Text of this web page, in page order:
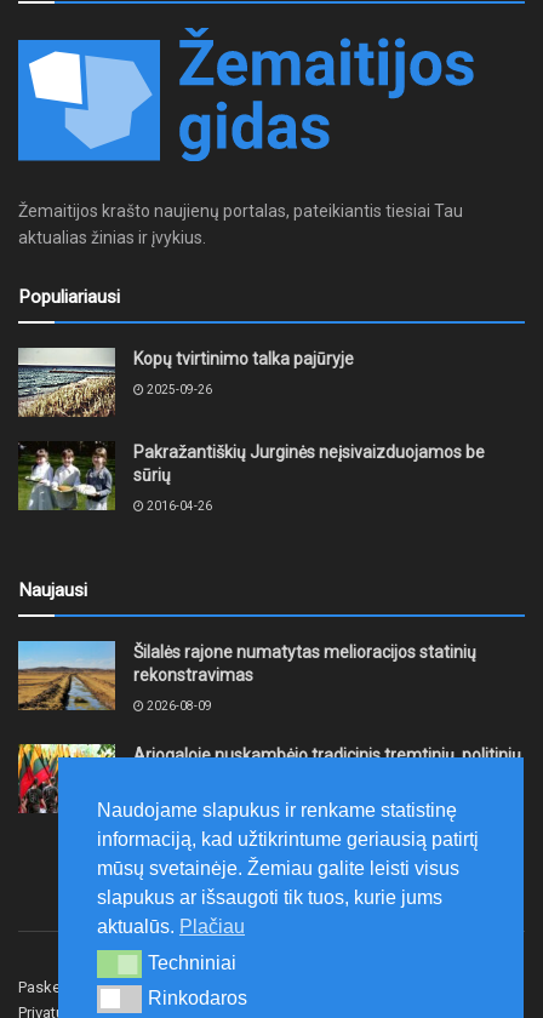
Žemaitijos krašto naujienų portalas, pateikiantis tiesiai Tau
aktualias žinias ir įvykius.
Populiariausi
Kopų tvirtinimo talka pajūryje
2025-09-26
Pakražantiškių Jurginės neįsivaizduojamos be
sūrių
2016-04-26
Naujausi
Šilalės rajone numatytas melioracijos statinių
rekonstravimas
2026-08-09
Ariogaloje nuskambėjo tradicinis tremtinių, politinių
širdy“
2026-08-08
Paskelbk naujieną Rašyti redakcijai
Privatumo politika
Naudojame slapukus ir renkame statistinę
informaciją, kad užtikrintume geriausią patirtį
mūsų svetainėje. Žemiau galite leisti visus
slapukus ar išsaugoti tik tuos, kurie jums
aktualūs. Plačiau
Techniniai
Techniniai
Rinkodaros
Rinkodaros